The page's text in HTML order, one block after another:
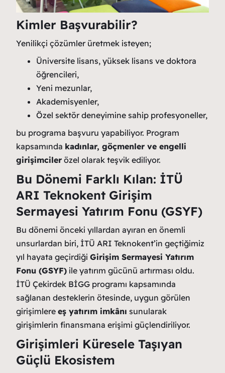
Kimler Başvurabilir?
Yenilikçi çözümler üretmek isteyen;
Üniversite lisans, yüksek lisans ve doktora
öğrencileri,
Yeni mezunlar,
Akademisyenler,
Özel sektör deneyimine sahip profesyoneller,
bu programa başvuru yapabiliyor. Program
kapsamında kadınlar, göçmenler ve engelli
girişimciler özel olarak teşvik ediliyor.
Bu Dönemi Farklı Kılan: İTÜ
ARI Teknokent Girişim
Sermayesi Yatırım Fonu (GSYF)
Bu dönemi önceki yıllardan ayıran en önemli
unsurlardan biri, İTÜ ARI Teknokent’in geçtiğimiz
yıl hayata geçirdiği Girişim Sermayesi Yatırım
Fonu (GSYF) ile yatırım gücünü artırması oldu.
İTÜ Çekirdek BİGG programı kapsamında
sağlanan desteklerin ötesinde, uygun görülen
girişimlere eş yatırım imkânı sunularak
girişimlerin finansmana erişimi güçlendiriliyor.
Girişimleri Küresele Taşıyan
Güçlü Ekosistem